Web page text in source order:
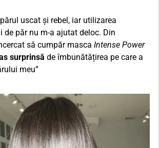
uscat și rebel, iar utilizarea
de păr nu m-a ajutat deloc. Din
să cumpăr masca Intense Power
surprinsă de îmbunătățirea pe care a
meu”